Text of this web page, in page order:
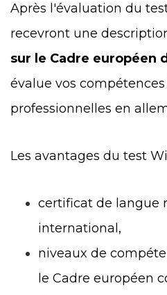
Après l'évaluation du
recevront une
sur le Cadre européen
évalue vos
professionnelles en
Les avantages du test
certificat de langue
international,
niveaux de
le Cadre européen